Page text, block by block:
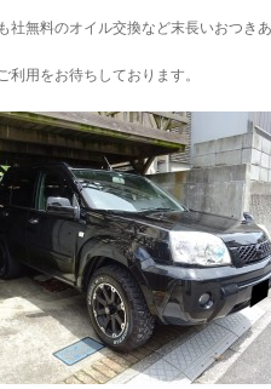
社無料のオイル交換など末長いおつき
利用をお待ちしております。